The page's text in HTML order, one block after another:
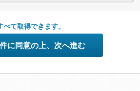
ツの中身については、事前の告知なく
すので、あらかじめご了承ください。
べて取得できます。
に同意の上、次へ進む